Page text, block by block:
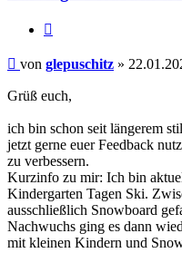
Beitrag
von glepuschitz »
Grüß euch,
ich bin schon seit längerem
jetzt gerne euer Feedback
zu verbessern.
Kurzinfo zu mir: Ich bin
Kindergarten Tagen Ski.
ausschließlich Snowboard
Nachwuchs ging es dann
mit kleinen Kindern und